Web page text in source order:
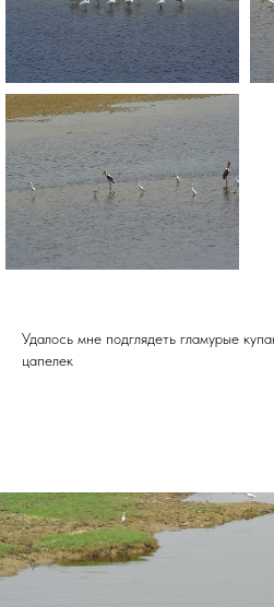
Удалось мне подглядеть гламурые
цапелек